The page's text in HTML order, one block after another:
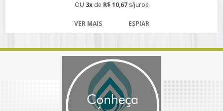
OU 3x de R$ 10,67 s/juros
VER MAIS ESPIAR